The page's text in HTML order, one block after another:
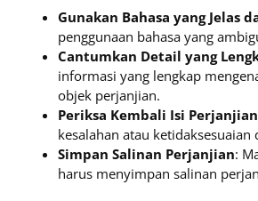
Gunakan Bahasa yang Jelas
penggunaan bahasa yang
Cantumkan Detail yang
informasi yang lengkap
objek perjanjian.
Periksa Kembali Isi Perjanjian
kesalahan atau
Simpan Salinan Perjanjian:
harus menyimpan salinan